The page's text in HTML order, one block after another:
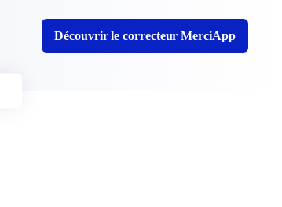
Découvrir le correcteur MerciApp